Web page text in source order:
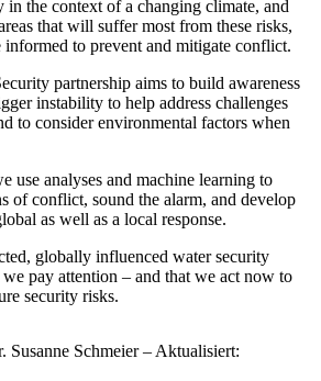
in the context of a changing climate, and
that will suffer most from these risks,
informed to prevent and mitigate conflict.
partnership aims to build awareness
instability to help address challenges
to consider environmental factors when
use analyses and machine learning to
of conflict, sound the alarm, and develop
as well as a local response.
globally influenced water security
pay attention – and that we act now to
security risks.
Schmeier – Aktualisiert: